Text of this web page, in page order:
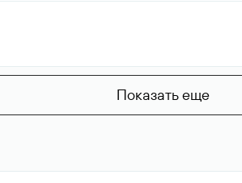
Показать еще